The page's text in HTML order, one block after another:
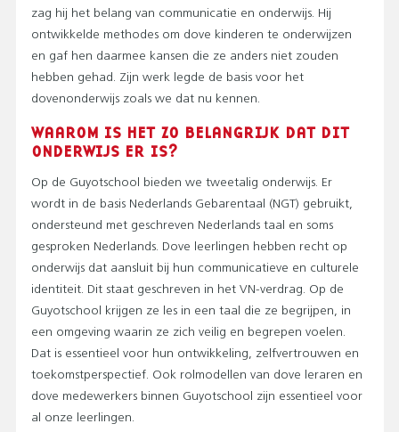
zag hij het belang van communicatie en onderwijs. Hij
ontwikkelde methodes om dove kinderen te onderwijzen
en gaf hen daarmee kansen die ze anders niet zouden
hebben gehad. Zijn werk legde de basis voor het
dovenonderwijs zoals we dat nu kennen.
WAAROM IS HET ZO BELANGRIJK DAT DIT
ONDERWIJS ER IS?
Op de Guyotschool bieden we tweetalig onderwijs. Er
wordt in de basis Nederlands Gebarentaal (NGT) gebruikt,
ondersteund met geschreven Nederlands taal en soms
gesproken Nederlands. Dove leerlingen hebben recht op
onderwijs dat aansluit bij hun communicatieve en culturele
identiteit. Dit staat geschreven in het VN-verdrag. Op de
Guyotschool krijgen ze les in een taal die ze begrijpen, in
een omgeving waarin ze zich veilig en begrepen voelen.
Dat is essentieel voor hun ontwikkeling, zelfvertrouwen en
toekomstperspectief. Ook rolmodellen van dove leraren en
dove medewerkers binnen Guyotschool zijn essentieel voor
al onze leerlingen.